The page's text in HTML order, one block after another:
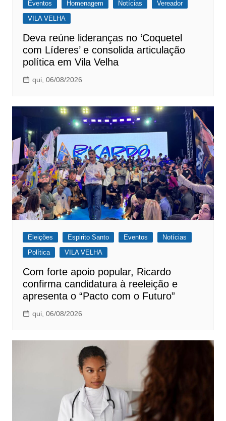
Eventos
Homenagem Notícias
Vereador
VILA VELHA
Deva reúne lideranças no ‘Coquetel
com Líderes’ e consolida articulação
política em Vila Velha
qui, 06/08/2026
Eleições Espirito Santo Eventos
Notícias
Política
VILA VELHA
Com forte apoio popular, Ricardo
confirma candidatura à reeleição e
apresenta o “Pacto com o Futuro”
qui, 06/08/2026